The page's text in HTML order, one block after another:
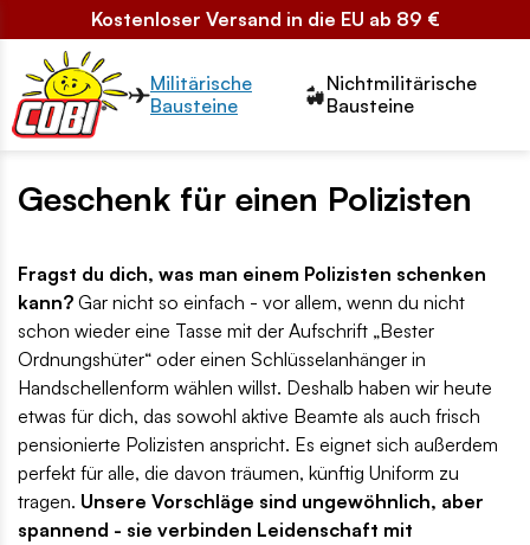
Kostenloser Versand in die EU ab 89 €
Przełącznik segmentów2
Militärische
Bausteine
Nichtmilitärische
Bausteine
Geschenk für einen Polizisten
Fragst du dich, was man einem Polizisten schenken
kann? Gar nicht so einfach - vor allem, wenn du nicht
schon wieder eine Tasse mit der Aufschrift „Bester
Ordnungshüter“ oder einen Schlüsselanhänger in
Handschellenform wählen willst. Deshalb haben wir heute
etwas für dich, das sowohl aktive Beamte als auch frisch
pensionierte Polizisten anspricht. Es eignet sich außerdem
perfekt für alle, die davon träumen, künftig Uniform zu
tragen. Unsere Vorschläge sind ungewöhnlich, aber
spannend - sie verbinden Leidenschaft mit